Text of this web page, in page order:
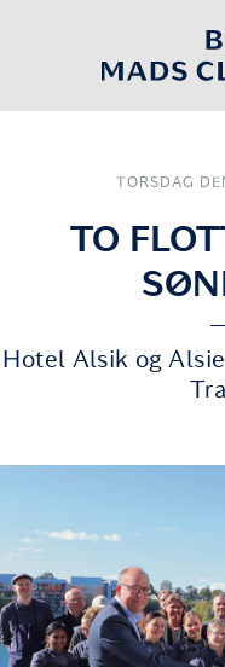
TORSDAG
TO
Hotel Alsik og